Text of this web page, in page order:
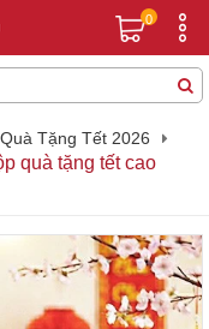
0
Tặng Tết 2026
quà tặng tết cao